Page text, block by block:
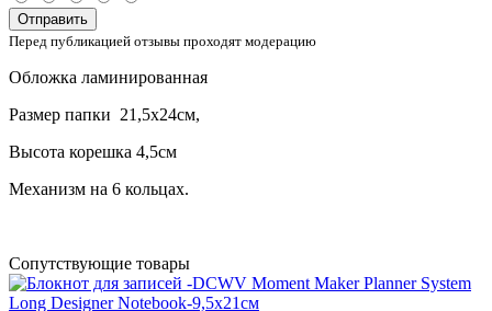
Отправить
Перед публикацией отзывы проходят модерацию
Обложка ламинированная
Размер папки 21,5х24см,
Высота корешка 4,5см
Механизм на 6 кольцах.
Сопутствующие товары